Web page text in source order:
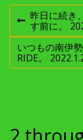
投
稿
ナ
ゲ
前
の
投
稿
:
昨日に続き
す前に。
次
の
いつもの南伊
RIDE。